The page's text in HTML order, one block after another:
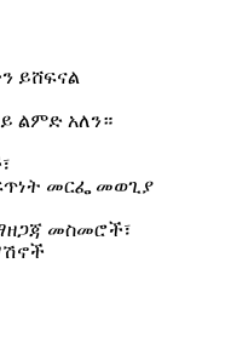
ይሸፍናል
ልምድ አለን።
መርፌ መወጊያ
መስመሮች፣